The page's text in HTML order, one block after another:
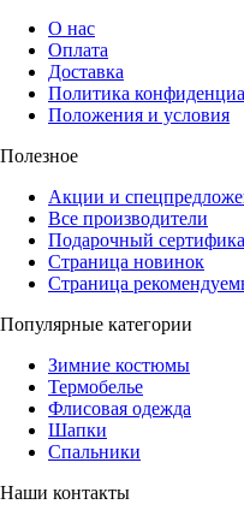
О нас
Оплата
Доставка
Политика
Положения и условия
Полезное
Акции и
Все производители
Подарочный
Страница новинок
Страница
Популярные категории
Зимние костюмы
Термобелье
Флисовая одежда
Шапки
Спальники
Наши контакты